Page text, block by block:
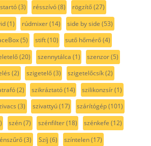
(3) résszívó(8) rögzítő(27)
(1) rúdmixer(14) side by side (53)
(5) stift(10) sutő hőmérő(4)
(20) szennytálca (1) szenzor(5)
(2) szigetelő(3) szigetelőcsík(2)
(2) szikráztató(14) szilikonzsír(1)
(3) szivattyú(17) szárítógép(101)
szén(7) szénfilter(18) szénkefe (12)
(3) Szíj (6) színtelen(17)